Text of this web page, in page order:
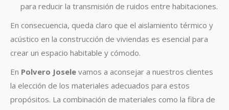
para reducir la transmisión de ruidos entre habitaciones.
En consecuencia, queda claro que el aislamiento térmico y
acústico en la construcción de viviendas es esencial para
crear un espacio habitable y cómodo.
En Polvero Josele vamos a aconsejar a nuestros clientes
la elección de los materiales adecuados para estos
propósitos. La combinación de materiales como la fibra de